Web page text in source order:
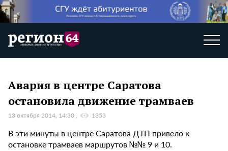
Авария в центре Саратова
остановила движение трамваев
13 октября 2014, 14:30 1353
В эти минуты в центре Саратова ДТП привело к
остановке трамваев маршрутов №№ 9 и 10.